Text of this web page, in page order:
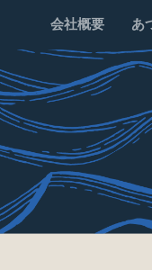
会社概要 あ